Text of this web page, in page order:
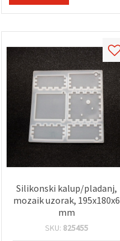
Silikonski kalup/pladanj,
mozaik uzorak, 195x180x6
mm
SKU: 825455